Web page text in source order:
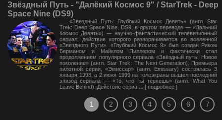
Звёздный Путь - "Далёкий Космос 9" / StarTrek - Deep
Space Nine (DS9)
«Звездный Путь: Глубокий Космос Девять» (англ. Star
Trek: Deep Space Nine, DS9, в другом переводе — «Дальний
Космос Девять») — научно-фантастический телевизионный
сериал, действие которого разворачивается во вселенной
«Звездного Пути». «Глубокий Космос 9» был создан Риком
Берманом и Майклом Пиллером и фактически стал
продолжением популярного сериала «Звёздный путь: Новое
поколение» (англ. Star Trek: The Next Generation). Премьера
пилотной серии, «Эмиссар» (англ. Emissary) состоялась 3
января 1993, а 2 июня 1999 на телеэкраны вышел последний
эпизод сериала — «То, что ты теряешь» (англ. What You
Leave Behind). Действие сериа ... [ подробнее ]
1 2 3 4 5 6 7